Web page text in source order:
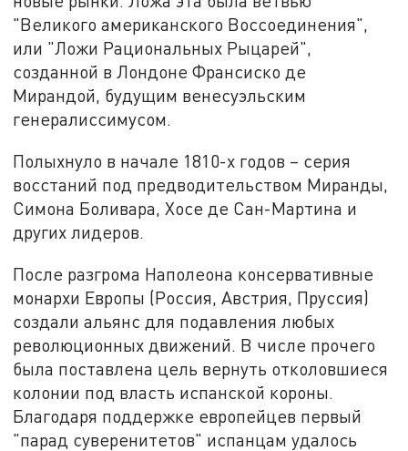
"Великого американского Воссоединения",
или "Ложи Рациональных Рыцарей",
созданной в Лондоне Франсиско де
Мирандой, будущим венесуэльским
генералиссимусом.
Полыхнуло в начале 1810-х годов – серия
восстаний под предводительством Миранды,
Симона Боливара, Хосе де Сан-Мартина и
других лидеров.
После разгрома Наполеона консервативные
монархи Европы (Россия, Австрия, Пруссия)
создали альянс для подавления любых
революционных движений. В числе прочего
была поставлена цель вернуть отколовшиеся
колонии под власть испанской короны.
Благодаря поддержке европейцев первый
"парад суверенитетов" испанцам удалось